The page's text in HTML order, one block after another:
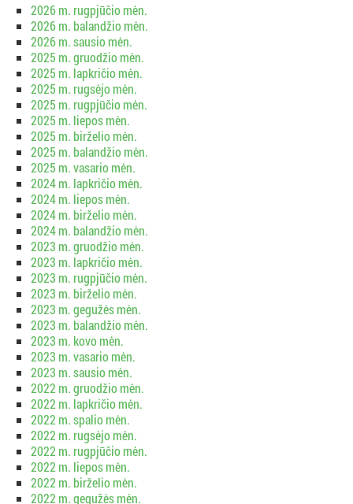
2026 m. rugpjūčio mėn.
2026 m. balandžio mėn.
2026 m. sausio mėn.
2025 m. gruodžio mėn.
2025 m. lapkričio mėn.
2025 m. rugsėjo mėn.
2025 m. rugpjūčio mėn.
2025 m. liepos mėn.
2025 m. birželio mėn.
2025 m. balandžio mėn.
2025 m. vasario mėn.
2024 m. lapkričio mėn.
2024 m. liepos mėn.
2024 m. birželio mėn.
2024 m. balandžio mėn.
2023 m. gruodžio mėn.
2023 m. lapkričio mėn.
2023 m. rugpjūčio mėn.
2023 m. birželio mėn.
2023 m. gegužės mėn.
2023 m. balandžio mėn.
2023 m. kovo mėn.
2023 m. vasario mėn.
2023 m. sausio mėn.
2022 m. gruodžio mėn.
2022 m. lapkričio mėn.
2022 m. spalio mėn.
2022 m. rugsėjo mėn.
2022 m. rugpjūčio mėn.
2022 m. liepos mėn.
2022 m. birželio mėn.
2022 m. gegužės mėn.